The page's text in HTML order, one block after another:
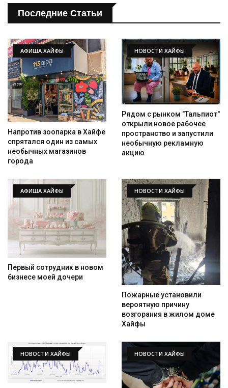
Искать
Последние Статьи
АФИША ХАЙФЫ
Напротив зоопарка в Хайфе
спрятался один из самых
необычных магазинов
города
НОВОСТИ ХАЙФЫ
Рядом с рынком "Тальпиот"
открыли новое рабочее
пространство и запустили
необычную рекламную
акцию
АФИША ХАЙФЫ
Первый сотрудник в новом
бизнесе моей дочери
НОВОСТИ ХАЙФЫ
Пожарные установили
вероятную причину
возгорания в жилом доме
Хайфы
НОВОСТИ ХАЙФЫ НОВОСТИ ХАЙФЫ